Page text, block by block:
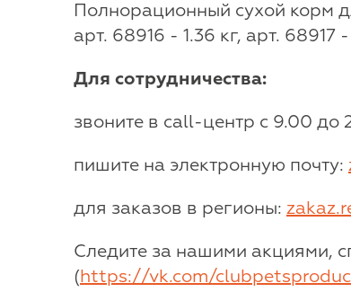
Полнорационный сухой корм
арт. 68916 - 1.36 кг, арт. 68917
Для сотрудничества:
звоните в call-центр с 9.00 до
пишите на электронную почту:
для заказов в регионы:
Следите за нашими акциями,
( https://vk.com/